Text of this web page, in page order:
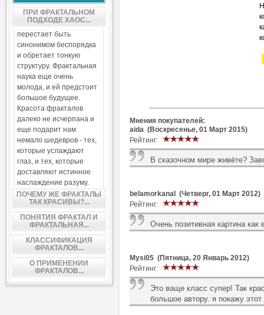
ПРИ ФРАКТАЛЬНОМ
ПОДХОДЕ ХАОС...
перестает быть
синонимом беспорядка
и обретает тонкую
структуру. Фрактальная
наука еще очень
молода, и ей предстоит
большое будущее.
Красота фракталов
далеко не исчерпана и
еще подарит нам
немало шедевров - тех,
которые услаждают
глаз, и тех, которые
доставляют истинное
наслаждение разуму.
ПОЧЕМУ ЖЕ ФРАКТАЛЫ
ТАК КРАСИВЫ?...
ПОНЯТИЯ ФРАКТАЛ И
ФРАКТАЛЬНАЯ...
КЛАССИФИКАЦИЯ
ФРАКТАЛОВ...
О ПРИМЕНЕНИИ
ФРАКТАЛОВ...
Мнения покупателей:
aida (Воскресенье, 01 Март 2015)
Рейтинг:
В сказочном мире живёте?
belamorkanal (Четверг, 01 Март 2012)
Рейтинг:
Очень позитивная картина как
Mysi05 (Пятница, 20 Январь 2012)
Рейтинг:
Это ваще класс супер! Так
большое автору. я покажу